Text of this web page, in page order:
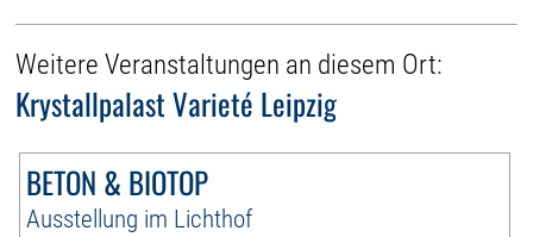
Weitere Veranstaltungen an diesem Ort:
Krystallpalast Varieté Leipzig
BETON & BIOTOP
Ausstellung im Lichthof